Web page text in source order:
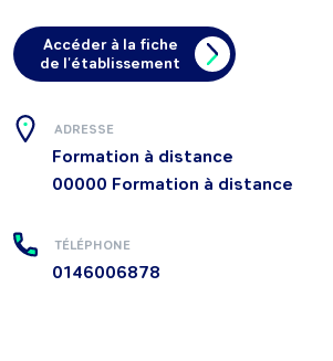
Accéder à la fiche
de l'établissement
ADRESSE
Formation à distance
00000 Formation à distance
TÉLÉPHONE
0146006878